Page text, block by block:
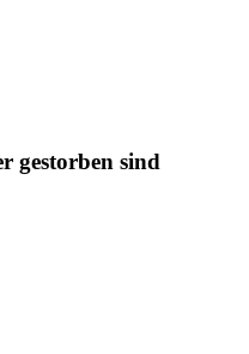
gestorben sind